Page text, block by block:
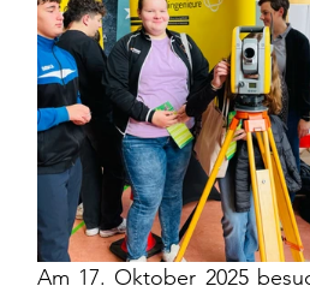
Am 17. Oktober 2025